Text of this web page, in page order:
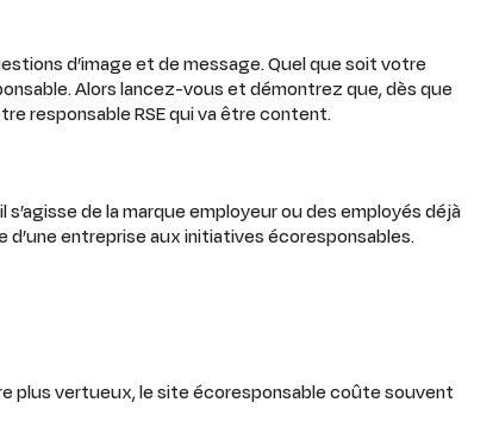
d’image et de message. Quel que soit votre
Alors lancez-vous et démontrez que, dès que
responsable RSE qui va être content.
s’agisse de la marque employeur ou des employés déjà
entreprise aux initiatives écoresponsables.
plus vertueux, le site écoresponsable coûte souvent